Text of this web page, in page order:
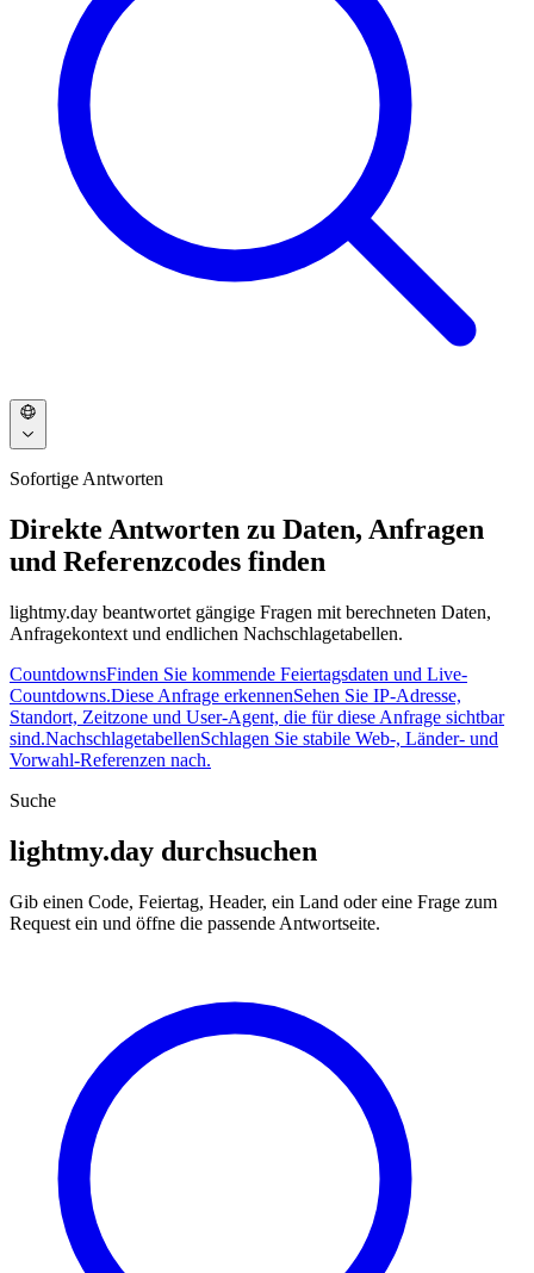
Sofortige Antworten
Direkte Antworten zu Daten, Anfragen
und Referenzcodes finden
lightmy.day beantwortet gängige Fragen mit berechneten Daten,
Anfragekontext und endlichen Nachschlagetabellen.
CountdownsFinden Sie kommende Feiertagsdaten und Live-
Countdowns.Diese Anfrage erkennenSehen Sie IP-Adresse,
Standort, Zeitzone und User-Agent, die für diese Anfrage sichtbar
sind.NachschlagetabellenSchlagen Sie stabile Web-, Länder- und
Vorwahl-Referenzen nach.
Suche
lightmy.day durchsuchen
Gib einen Code, Feiertag, Header, ein Land oder eine Frage zum
Request ein und öffne die passende Antwortseite.